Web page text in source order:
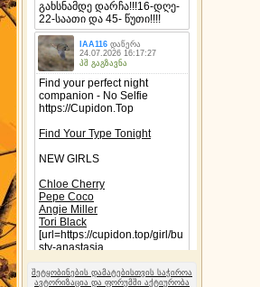
შეტყობინების დამატებისთვის საჭიროა
ავტორიზაცია და ფორუმში აქტიურობა